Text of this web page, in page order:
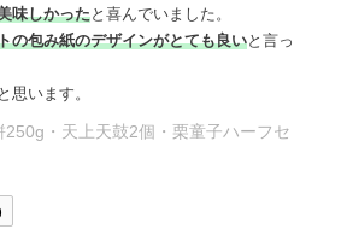
味しかったと喜んでいました。
の包み紙のデザインがとても良いと言っ
思います。
250g・天上天鼓2個・栗童子ハーフセ